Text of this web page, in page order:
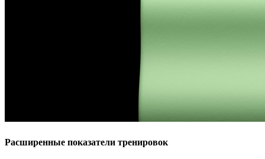
Расширенные показатели тренировок